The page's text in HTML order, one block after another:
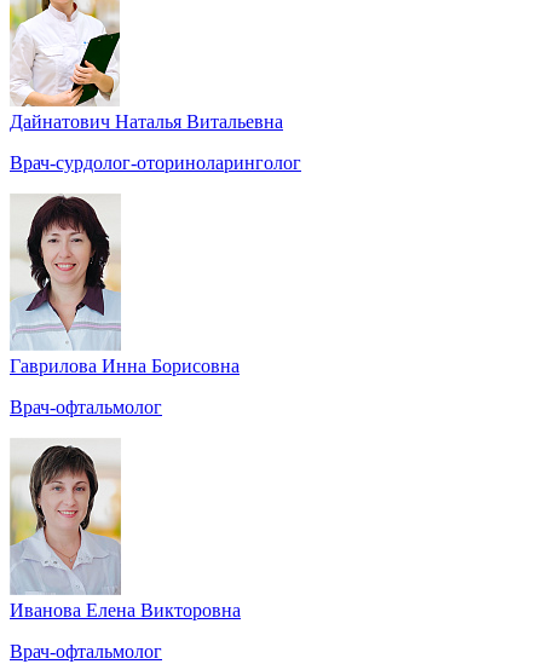
Дайнатович Наталья Витальевна
Врач-сурдолог-оториноларинголог
Гаврилова Инна Борисовна
Врач-офтальмолог
Иванова Елена Викторовна
Врач-офтальмолог